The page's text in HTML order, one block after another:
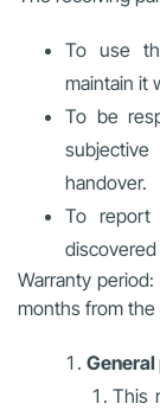
To use
maintain it
To be
handover.
To report
Warranty
months from
This